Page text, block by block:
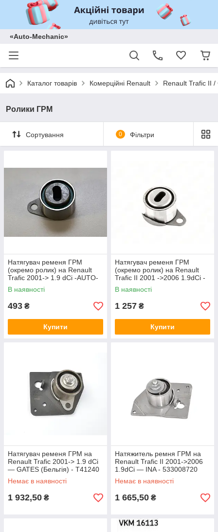
«Auto-Mechanic»
Каталог товарів Комерційні Renault Renault Trafic II
Ролики ГРМ
Сортування 0 Фільтри
Натягувач ременя ГРМ
(окремо ролик) на Renault
Trafic 2001-> 1.9 dCi -AUTO-
MEGA(Німеччина) -
160010710
В наявності
493 ₴
Купити
Натягувач ременя ГРМ
(окремо ролик) на Renault
Trafic II 2001 ->2006 1.9dCi -
INA - 531006110
В наявності
1 257 ₴
Купити
Натягувач ременя ГРМ на
Renault Trafic 2001-> 1.9 dCi
— GATES (Бельгія) - T41240
Немає в наявності
1 932,50 ₴
Натяжитель ремня ГРМ на
Renault Trafic II 2001->2006
1.9dCi — INA - 533008720
Немає в наявності
1 665,50 ₴